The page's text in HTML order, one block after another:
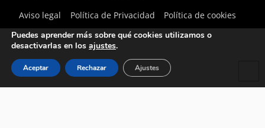
Aviso legal
Política de Privacidad Política de cookies
Utilizamos cookies para ofrecerte la mejor experiencia en
Puedes aprender más sobre qué cookies utilizamos o
desactivarlas en los ajustes.
Aceptar Rechazar Ajustes